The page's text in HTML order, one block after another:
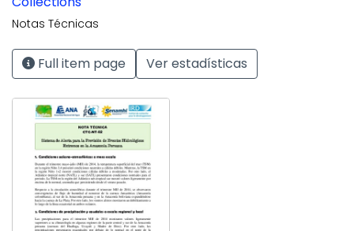
Notas Técnicas
Full item page Ver estadísticas